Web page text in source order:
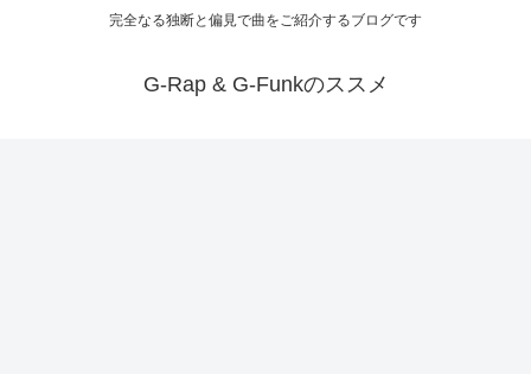
完全なる独断と偏見で曲をご紹介するブログです
G-Rap & G-Funkのススメ